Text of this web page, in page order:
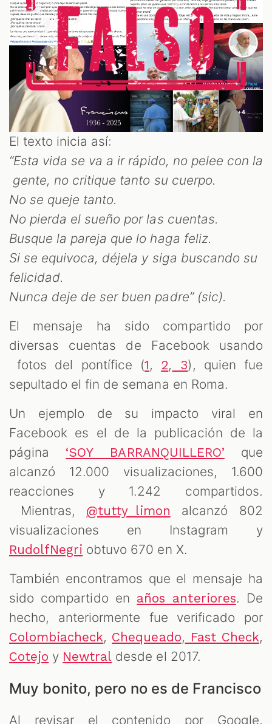
El texto inicia así:
“Esta vida se va a ir rápido, no pelee con la
gente, no critique tanto su cuerpo.
No se queje tanto.
No pierda el sueño por las cuentas.
Busque la pareja que lo haga feliz.
Si se equivoca, déjela y siga buscando su
felicidad.
Nunca deje de ser buen padre” (sic).
El mensaje ha sido compartido por
diversas cuentas de Facebook usando
fotos del pontífice (1, 2, 3), quien fue
sepultado el fin de semana en Roma.
Un ejemplo de su impacto viral en
Facebook es el de la publicación de la
página ‘SOY BARRANQUILLERO’ que
alcanzó 12.000 visualizaciones, 1.600
reacciones y 1.242 compartidos.
Mientras, @tutty_limon alcanzó 802
visualizaciones en Instagram y
RudolfNegri obtuvo 670 en X.
También encontramos que el mensaje ha
sido compartido en años anteriores. De
hecho, anteriormente fue verificado por
Colombiacheck, Chequeado, Fast Check,
Cotejo y Newtral desde el 2017.
Muy bonito, pero no es de Francisco
Al revisar el contenido por Google,